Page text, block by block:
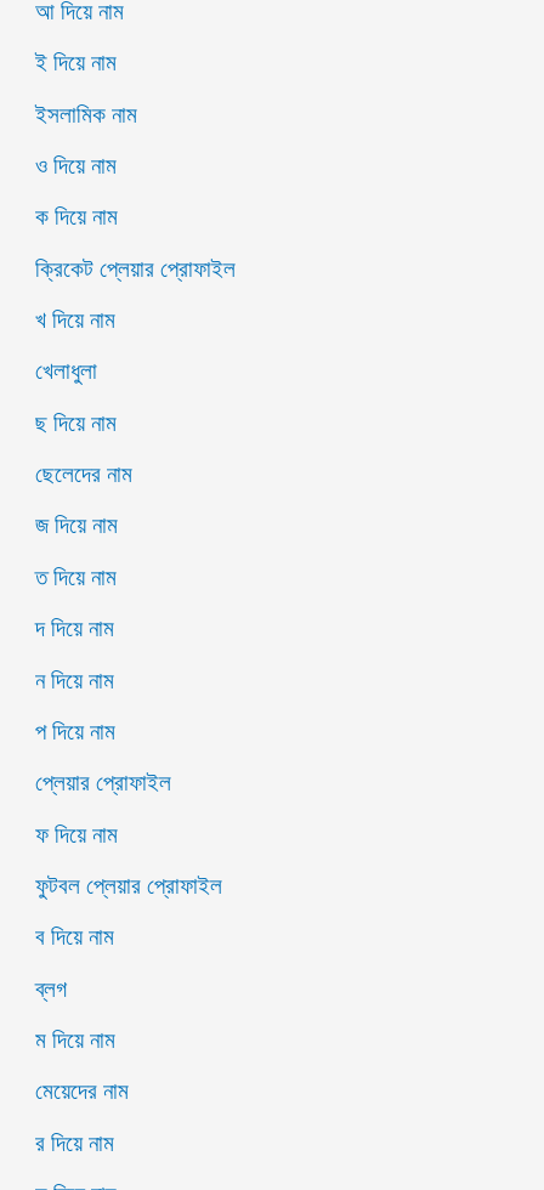
আ দিয়ে নাম
ই দিয়ে নাম
ইসলামিক নাম
ও দিয়ে নাম
ক দিয়ে নাম
ক্রিকেট প্লেয়ার প্রোফাইল
খ দিয়ে নাম
খেলাধুলা
ছ দিয়ে নাম
ছেলেদের নাম
জ দিয়ে নাম
ত দিয়ে নাম
দ দিয়ে নাম
ন দিয়ে নাম
প দিয়ে নাম
প্লেয়ার প্রোফাইল
ফ দিয়ে নাম
ফুটবল প্লেয়ার প্রোফাইল
ব দিয়ে নাম
ব্লগ
ম দিয়ে নাম
মেয়েদের নাম
র দিয়ে নাম